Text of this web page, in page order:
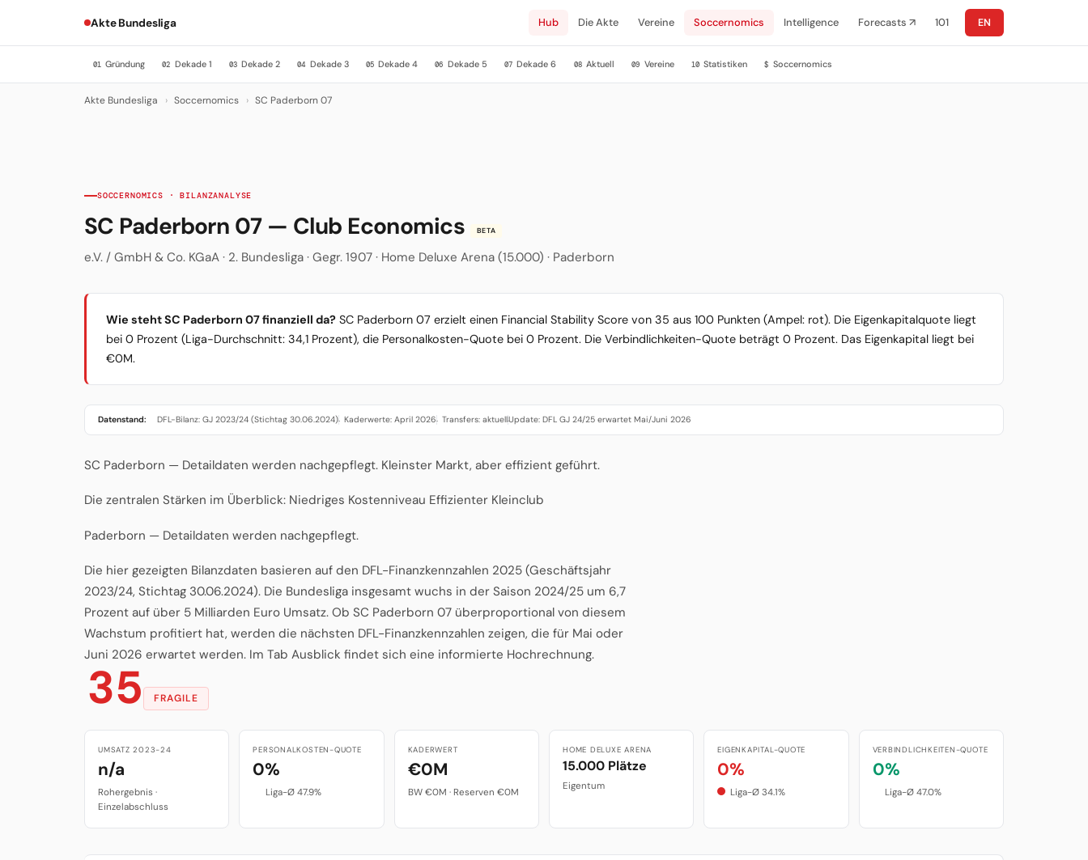
Akte Bundesliga Hub Die Akte Vereine Soccernomics Intelligence Forecasts ↗ 101 EN
01 Gründung 02 Dekade 1 03 Dekade 2 04 Dekade 3 05 Dekade 4 06 Dekade 5 07 Dekade 6 08 Aktuell 09 Vereine 10 Statistiken $ Soccernomics
Akte Bundesliga › Soccernomics › SC Paderborn 07
SOCCERNOMICS · BILANZANALYSE
SC Paderborn 07 — Club Economics BETA
e.V. / GmbH & Co. KGaA · 2. Bundesliga · Gegr. 1907 · Home Deluxe Arena (15.000) · Paderborn
Wie steht SC Paderborn 07 finanziell da? SC Paderborn 07 erzielt einen Financial Stability Score von 35 aus 100 Punkten (Ampel: rot). Die Eigenkapitalquote liegt
bei 0 Prozent (Liga-Durchschnitt: 34,1 Prozent), die Personalkosten-Quote bei 0 Prozent. Die Verbindlichkeiten-Quote beträgt 0 Prozent. Das Eigenkapital liegt bei
€0M.
Datenstand: DFL-Bilanz: GJ 2023/24 (Stichtag 30.06.2024)· Kaderwerte: April 2026· Transfers: aktuell·Update: DFL GJ 24/25 erwartet Mai/Juni 2026
SC Paderborn — Detaildaten werden nachgepflegt. Kleinster Markt, aber effizient geführt.
Die zentralen Stärken im Überblick: Niedriges Kostenniveau Effizienter Kleinclub
Paderborn — Detaildaten werden nachgepflegt.
Die hier gezeigten Bilanzdaten basieren auf den DFL-Finanzkennzahlen 2025 (Geschäftsjahr
2023/24, Stichtag 30.06.2024). Die Bundesliga insgesamt wuchs in der Saison 2024/25 um 6,7
Prozent auf über 5 Milliarden Euro Umsatz. Ob SC Paderborn 07 überproportional von diesem
Wachstum profitiert hat, werden die nächsten DFL-Finanzkennzahlen zeigen, die für Mai oder
Juni 2026 erwartet werden. Im Tab Ausblick findet sich eine informierte Hochrechnung.
35 FRAGILE
UMSATZ 2023-24
n/a
Rohergebnis ·
Einzelabschluss
PERSONALKOSTEN-QUOTE
0%
Liga-Ø 47.9%
KADERWERT
€0M
BW €0M · Reserven €0M
HOME DELUXE ARENA
15.000 Plätze
Eigentum
EIGENKAPITAL-QUOTE
0%
Liga-Ø 34.1%
VERBINDLICHKEITEN-QUOTE
0%
Liga-Ø 47.0%